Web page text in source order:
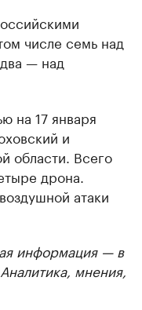
числе семь над
— над
на 17 января
и
области. Всего
дрона.
атаки
информация — в
мнения,